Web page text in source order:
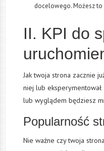
docelowego. Możesz to
II. KPI do
Jak twoja strona zacznie
niej lub
lub wyglądem będziesz
Popularność
Nie ważne czy twoja